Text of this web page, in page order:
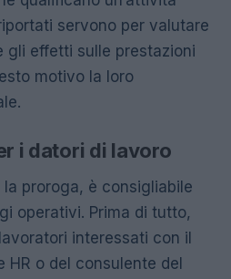
servono per valutare
gli effetti sulle prestazioni
motivo la loro
i datori di lavoro
proroga, è consigliabile
operativi. Prima di tutto,
interessati con il
HR o del consulente del